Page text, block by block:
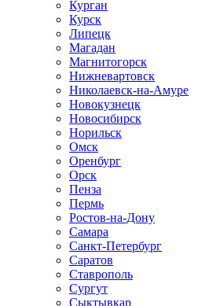
Курган
Курск
Липецк
Магадан
Магнитогорск
Нижневартовск
Николаевск-на-Амуре
Новокузнецк
Новосибирск
Норильск
Омск
Оренбург
Орск
Пенза
Пермь
Ростов-на-Дону
Самара
Санкт-Петербург
Саратов
Ставрополь
Сургут
Сыктывкар